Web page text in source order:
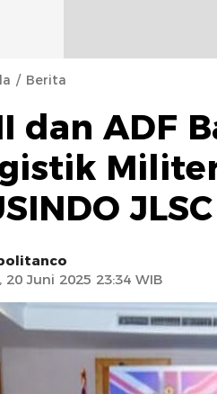
Berita
dan ADF
20 Juni 2025 23:34 WIB